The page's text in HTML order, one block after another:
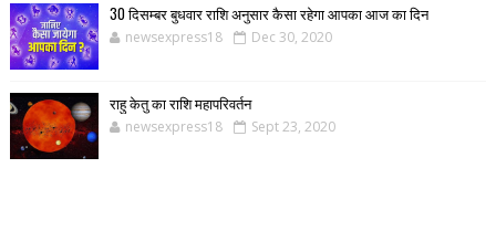
30 दिसम्बर बुधवार राशि अनुसार कैसा रहेगा आपका आज का दिन
newsexpress18 Dec 30, 2020
राहु केतु का राशि महापरिवर्तन
newsexpress18 Sept 23, 2020